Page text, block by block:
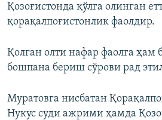
Қозоғистонда қўлга олинган
қорақалпоғистонлик фаолдир.
Қолган олти нафар фаолга ҳам
бошпана бериш сўрови рад
Муратовга нисбатан
Нукус суди ажрими ҳамда